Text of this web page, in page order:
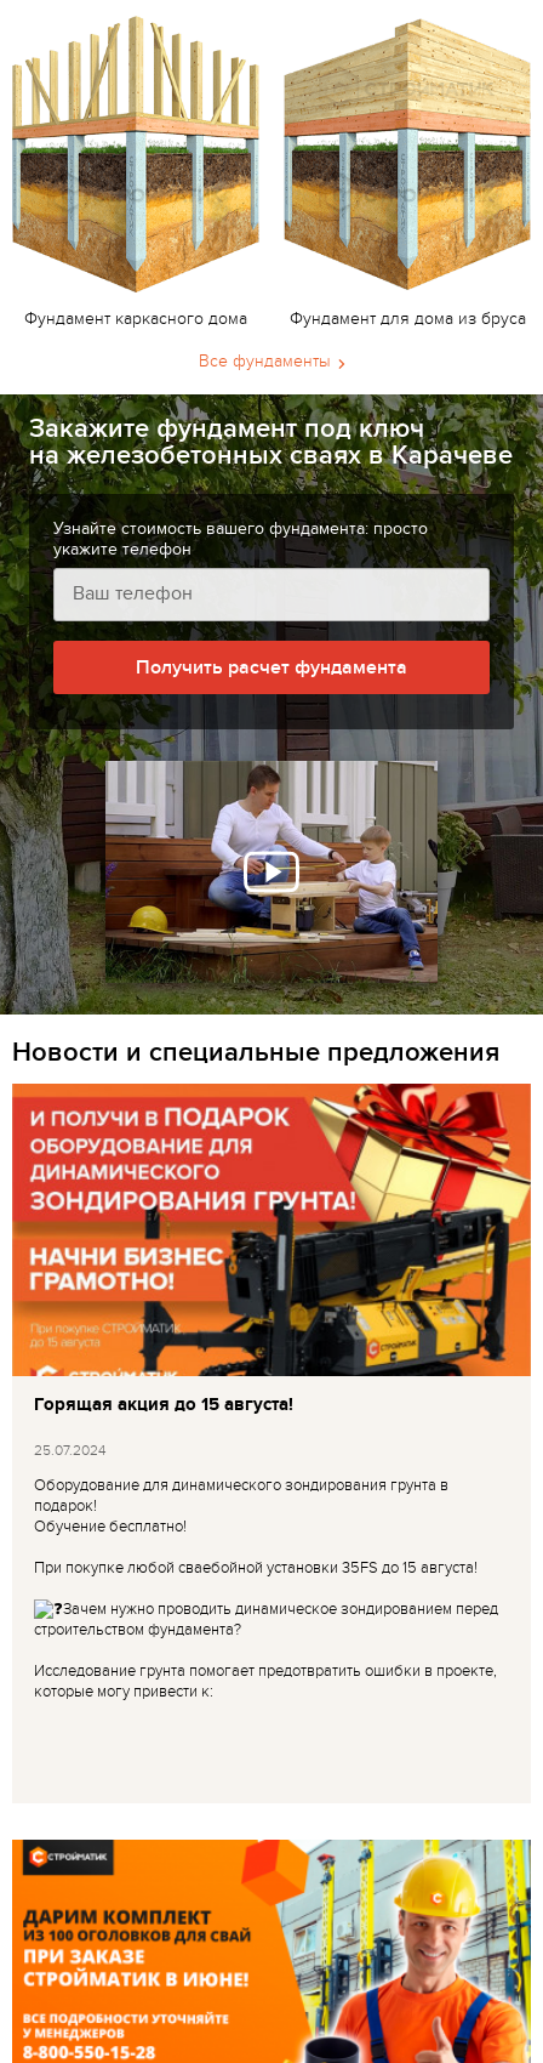
Фундамент каркасного дома Фундамент для дома из бруса
Все фундаменты
Закажите фундамент под ключ
на железобетонных сваях в Карачеве
Узнайте стоимость вашего фундамента: просто
укажите телефон
Получить расчет фундамента
Новости и специальные предложения
Горящая акция до 15 августа!
25.07.2024
Оборудование для динамического зондирования грунта в
подарок!
Обучение бесплатно!
При покупке любой сваебойной установки 35FS до 15 августа!
Зачем нужно проводить динамическое зондированием перед
строительством фундамента?
Исследование грунта помогает предотвратить ошибки в проекте,
которые могу привести к: